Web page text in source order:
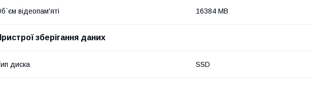
відеопам'яті 16384 MB
зберігання даних
диска SSD